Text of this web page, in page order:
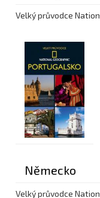
Velký průvodce
Německo
Velký průvodce